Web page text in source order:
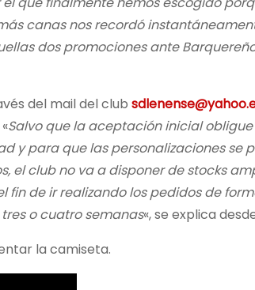
canas nos recordó
dos promociones ante
del mail del club
Salvo que la aceptación inicial
y para que las personalizaciones se
el club no va a disponer de stocks
fin de ir realizando los pedidos de
o cuatro semanas«, se explica
la camiseta.